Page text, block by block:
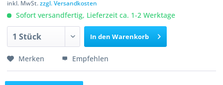
inkl. MwSt.zzgl. Versandkosten
Sofort versandfertig, Lieferzeit ca. 1-2 Werktage
In den Warenkorb
Merken Empfehlen